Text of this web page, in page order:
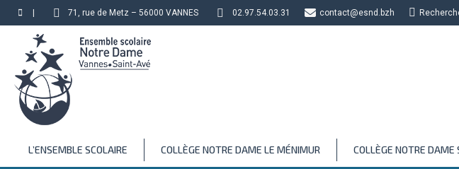
71, rue de Metz – 56000 VANNES 02.97.54.03.31 contact@esnd.bzh Recherche
L’ENSEMBLE SCOLAIRE COLLÈGE NOTRE DAME LE MÉNIMUR COLLÈGE NOTRE DAME